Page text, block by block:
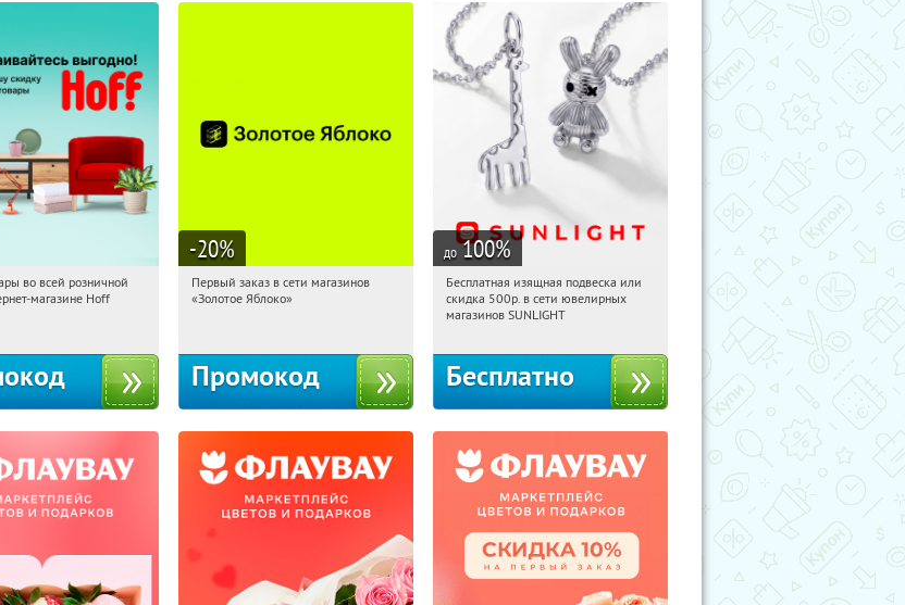
Получили:
во всей розничной
магазине Hoff
-20%
04:08:23
Получи первым!
Первый заказ в сети магазинов
«Золотое Яблоко»
Промокод
до 100%
04:08:23 Получили:
Россия
Бесплатная изящная подвеска или
скидка 500р. в сети ювелирных
магазинов SUNLIGHT
Бесплатно